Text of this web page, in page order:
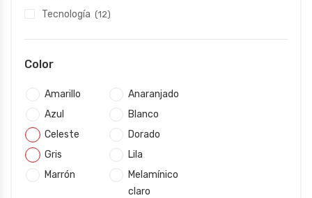
Tecnología (12)
Color
Amarillo
Anaranjado
Azul
Blanco
Celeste
Dorado
Gris
Lila
Marrón
Melamínico
claro